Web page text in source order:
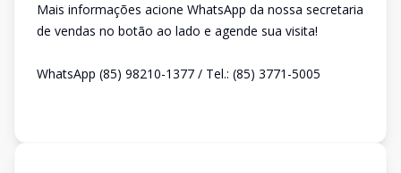
Mais informações acione WhatsApp da nossa secretaria
de vendas no botão ao lado e agende sua visita!
WhatsApp (85) 98210-1377 / Tel.: (85) 3771-5005